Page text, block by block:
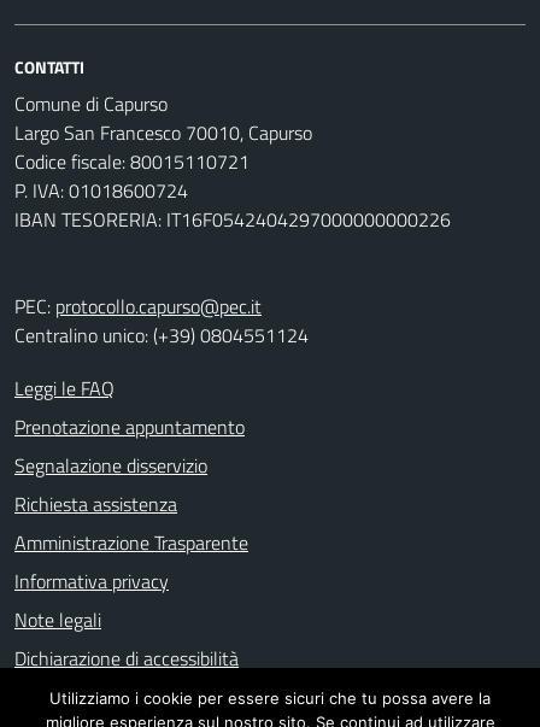
CONTATTI
Comune di Capurso
Largo San Francesco 70010, Capurso
Codice fiscale: 80015110721
P. IVA: 01018600724
IBAN TESORERIA: IT16F0542404297000000000226
PEC: protocollo.capurso@pec.it
Centralino unico: (+39) 0804551124
Leggi le FAQ
Prenotazione appuntamento
Segnalazione disservizio
Richiesta assistenza
Amministrazione Trasparente
Informativa privacy
Note legali
Dichiarazione di accessibilità
Utilizziamo i cookie per essere sicuri che tu possa avere la
migliore esperienza sul nostro sito. Se continui ad utilizzare